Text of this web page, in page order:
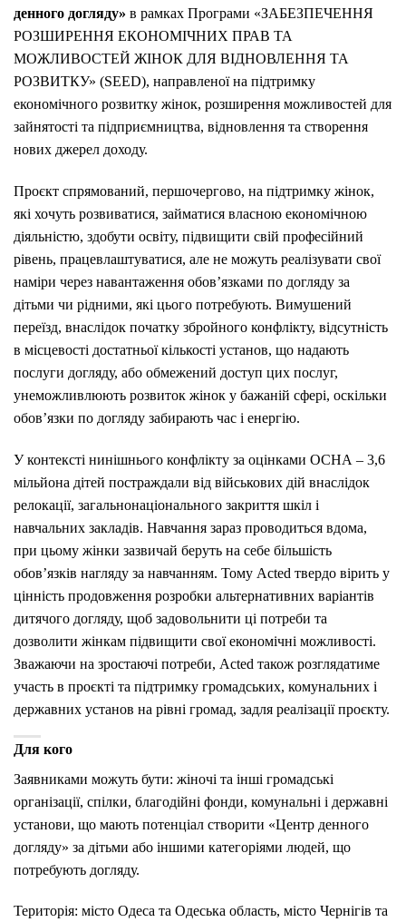
денного догляду» в рамках Програми «ЗАБЕЗПЕЧЕННЯ
РОЗШИРЕННЯ ЕКОНОМІЧНИХ ПРАВ ТА
МОЖЛИВОСТЕЙ ЖІНОК ДЛЯ ВІДНОВЛЕННЯ ТА
РОЗВИТКУ» (SEED), направленої на підтримку
економічного розвитку жінок, розширення можливостей для
зайнятості та підприємництва, відновлення та створення
нових джерел доходу.
Проєкт спрямований, першочергово, на підтримку жінок,
які хочуть розвиватися, займатися власною економічною
діяльністю, здобути освіту, підвищити свій професійний
рівень, працевлаштуватися, але не можуть реалізувати свої
наміри через навантаження обов’язками по догляду за
дітьми чи рідними, які цього потребують. Вимушений
переїзд, внаслідок початку збройного конфлікту, відсутність
в місцевості достатньої кількості установ, що надають
послуги догляду, або обмежений доступ цих послуг,
унеможливлюють розвиток жінок у бажаній сфері, оскільки
обов’язки по догляду забирають час і енергію.
У контексті нинішнього конфлікту за оцінками OCHA – 3,6
мільйона дітей постраждали від військових дій внаслідок
релокації, загальнонаціонального закриття шкіл і
навчальних закладів. Навчання зараз проводиться вдома,
при цьому жінки зазвичай беруть на себе більшість
обов’язків нагляду за навчанням. Тому Acted твердо вірить у
цінність продовження розробки альтернативних варіантів
дитячого догляду, щоб задовольнити ці потреби та
дозволити жінкам підвищити свої економічні можливості.
Зважаючи на зростаючі потреби, Acted також розглядатиме
участь в проєкті та підтримку громадських, комунальних і
державних установ на рівні громад, задля реалізації проєкту.
Для кого
Заявниками можуть бути: жіночі та інші громадські
організації, спілки, благодійні фонди, комунальні і державні
установи, що мають потенціал створити «Центр денного
догляду» за дітьми або іншими категоріями людей, що
потребують догляду.
Територія: місто Одеса та Одеська область, місто Чернігів та